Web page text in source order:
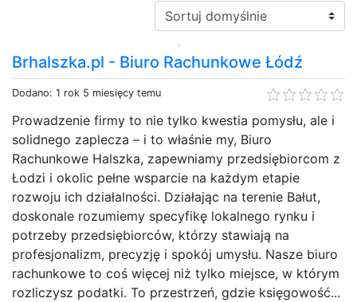
Sortuj:
Brhalszka.pl - Biuro Rachunkowe Łódź
Dodano: 1 rok 5 miesięcy temu
Prowadzenie firmy to nie tylko kwestia pomysłu, ale i
solidnego zaplecza – i to właśnie my, Biuro
Rachunkowe Halszka, zapewniamy przedsiębiorcom z
Łodzi i okolic pełne wsparcie na każdym etapie
rozwoju ich działalności. Działając na terenie Bałut,
doskonale rozumiemy specyfikę lokalnego rynku i
potrzeby przedsiębiorców, którzy stawiają na
profesjonalizm, precyzję i spokój umysłu. Nasze biuro
rachunkowe to coś więcej niż tylko miejsce, w którym
rozliczysz podatki. To przestrzeń, gdzie księgowość...